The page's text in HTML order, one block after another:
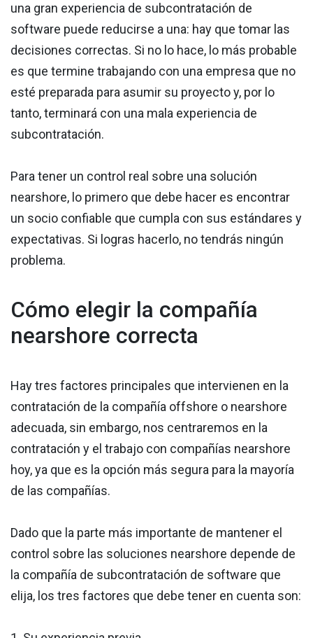
una gran experiencia de subcontratación de
software puede reducirse a una: hay que tomar las
decisiones correctas. Si no lo hace, lo más probable
es que termine trabajando con una empresa que no
esté preparada para asumir su proyecto y, por lo
tanto, terminará con una mala experiencia de
subcontratación.
Para tener un control real sobre una solución
nearshore, lo primero que debe hacer es encontrar
un socio confiable que cumpla con sus estándares y
expectativas. Si logras hacerlo, no tendrás ningún
problema.
Cómo elegir la compañía
nearshore correcta
Hay tres factores principales que intervienen en la
contratación de la compañía offshore o nearshore
adecuada, sin embargo, nos centraremos en la
contratación y el trabajo con compañías nearshore
hoy, ya que es la opción más segura para la mayoría
de las compañías.
Dado que la parte más importante de mantener el
control sobre las soluciones nearshore depende de
la compañía de subcontratación de software que
elija, los tres factores que debe tener en cuenta son: